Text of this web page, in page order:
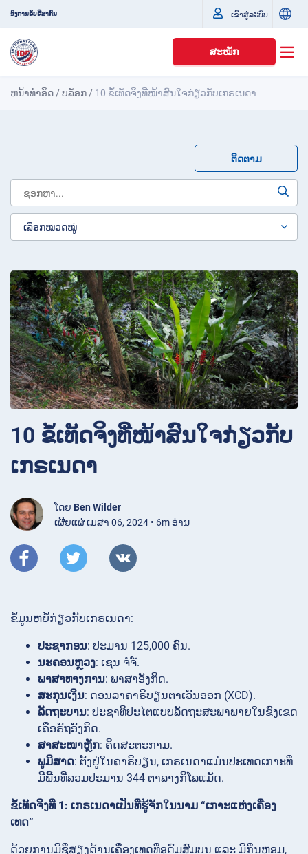
ອົງການຂັບຂີ່ສາກົນ ເຂົ້າສູ່ລະບົບ
ສະໝັກ
ຫນ້າທໍາອິດ /ບລັອກ / 10 ຂໍ້ເທັດຈິງທີ່ໜ້າສົນໃຈກ່ຽວກັບເກຣເນດາ
ຕິດຕາມ
10 ຂໍ້ເທັດຈິງທີ່ໜ້າສົນໃຈກ່ຽວກັບ
ເກຣເນດາ
ໂດຍ Ben Wilder
ເຜີຍແຜ່ ເມສາ 06, 2024 • 6m ອ່ານ
ຂໍ້ມູນຫຍໍ້ກ່ຽວກັບເກຣເນດາ:
ປະຊາກອນ: ປະມານ 125,000 ຄົນ.
ນະຄອນຫຼວງ: ເຊນ ຈໍຈ໌.
ພາສາທາງການ: ພາສາອັງກິດ.
ສະກຸນເງິນ: ດອນລາຄາຣິບຽນຕາເວັນອອກ (XCD).
ລັດຖະບານ: ປະຊາທິປະໄຕແບບລັດຖະສະພາພາຍໃນຂົງເຂດ
ເຄືອຣັຖອັງກິດ.
ສາສະໜາຫຼັກ: ຄິດສະຕະກາມ.
ພູມິສາດ: ຕັ້ງຢູ່ໃນຄາຣິບຽນ, ເກຣເນດາແມ່ນປະເທດເກາະທີ່
ມີພື້ນທີ່ລວມປະມານ 344 ຕາລາງກິໂລແມັດ.
ຂໍ້ເທັດຈິງທີ່ 1: ເກຣເນດາເປັນທີ່ຮູ້ຈັກໃນນາມ “ເກາະແຫ່ງເຄື່ອງ
ເທດ”
ດ້ວຍການມີຊື່ສຽງດ້ານເຄື່ອງເທດທີ່ອຸດົມສົມບູນ ແລະ ມີກິ່ນຫອມ,